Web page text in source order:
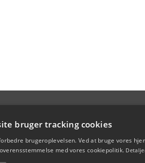
bruger tracking cookies
brugeroplevelsen. Ved at bruge vores
med vores cookiepolitik.